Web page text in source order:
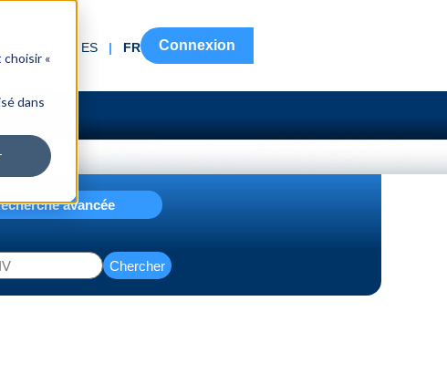
choisir «
dans
ES | FR Connexion
avancée
Chercher